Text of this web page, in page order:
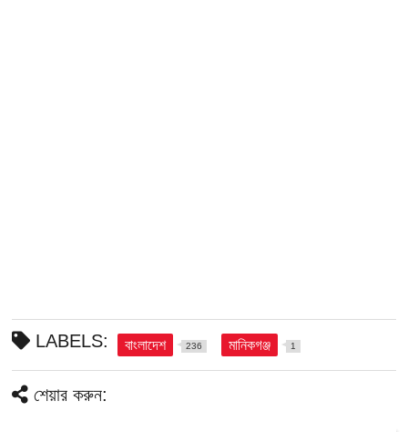
LABELS: বাংলাদেশ 236 মানিকগঞ্জ 1
শেয়ার করুন: